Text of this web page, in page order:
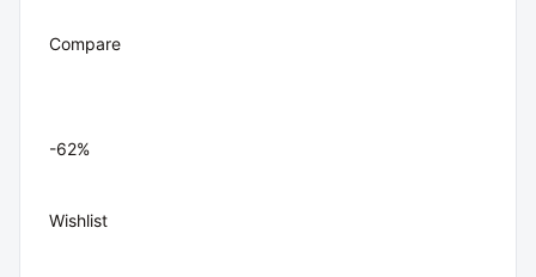
Compare
-62%
Wishlist